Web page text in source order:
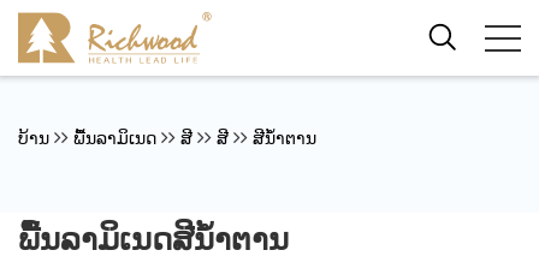
ບ້ານ ພື້ນລາມິເນດ ສີ ສີ ສີນ້ຳຕານ
ພື້ນລາມິເນດສີນ້ຳຕານ